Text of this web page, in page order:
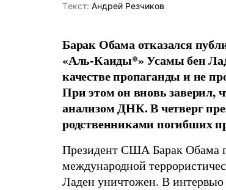
Tекст: Андрей Резчиков
Барак Обама отказался
«Аль-Каиды*» Усамы бен
качестве пропаганды и не
При этом он вновь заверил,
анализом ДНК. В четверг
родственниками погибших
Президент США Барак Обама
международной
Ладен уничтожен. В интервью